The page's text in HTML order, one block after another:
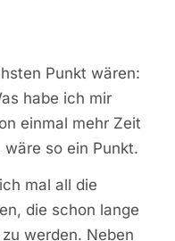
Punkt wären:
habe ich mir
einmal mehr Zeit
so ein Punkt.
mal all die
die schon lange
werden. Neben